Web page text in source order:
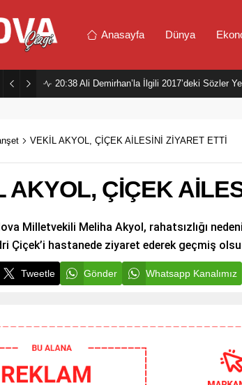
Anasayfa Dünya
20:38 Ali Demirhan’la İlgili 2017’deki Sözler
VEKİL AKYOL, ÇİÇEK AİLESİNİ ZİYARET ETTİ
AKYOL, ÇİÇEK
Milletvekili Meliha Akyol, rahatsızlığı
Çiçek’i hastanede ziyaret ederek geçmiş
Tweetle Gönder Whatsapp Kanalımız